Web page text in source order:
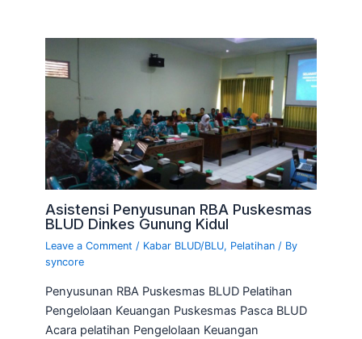
Asistensi Penyusunan RBA Puskesmas
BLUD Dinkes Gunung Kidul
Leave a Comment / Kabar BLUD/BLU, Pelatihan / By
syncore
Penyusunan RBA Puskesmas BLUD Pelatihan
Pengelolaan Keuangan Puskesmas Pasca BLUD
Acara pelatihan Pengelolaan Keuangan